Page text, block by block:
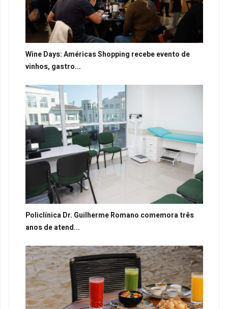
Wine Days: Américas Shopping recebe evento de
vinhos, gastro...
Policlínica Dr. Guilherme Romano comemora três
anos de atend...